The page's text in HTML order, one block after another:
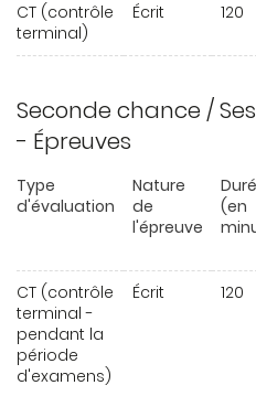
CT (contrôle
terminal)
Écrit 120
Seconde chance /
- Épreuves
Type
d'évaluation
Nature
de
l'épreuve
(en
CT (contrôle
terminal -
pendant la
période
d'examens)
Écrit 120